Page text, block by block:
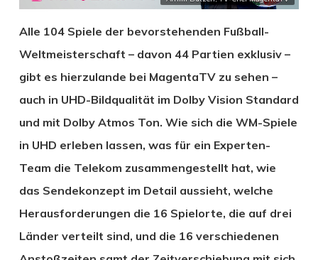
Alle 104 Spiele der bevorstehenden Fußball-
Weltmeisterschaft – davon 44 Partien exklusiv –
gibt es hierzulande bei Magenta­TV zu sehen –
auch in UHD-Bildqualität im Dolby Vision Standard
und mit Dolby Atmos Ton. Wie sich die WM-Spiele
in UHD erleben lassen, was für ein Experten-
Team die Telekom zusammengestellt hat, wie
das Sendekonzept im Detail aussieht, welche
Herausforderungen die 16 Spielorte, die auf drei
Länder verteilt sind, und die 16 verschiedenen